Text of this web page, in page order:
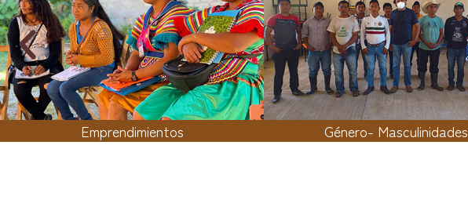
Emprendimientos Género- Masculinidades